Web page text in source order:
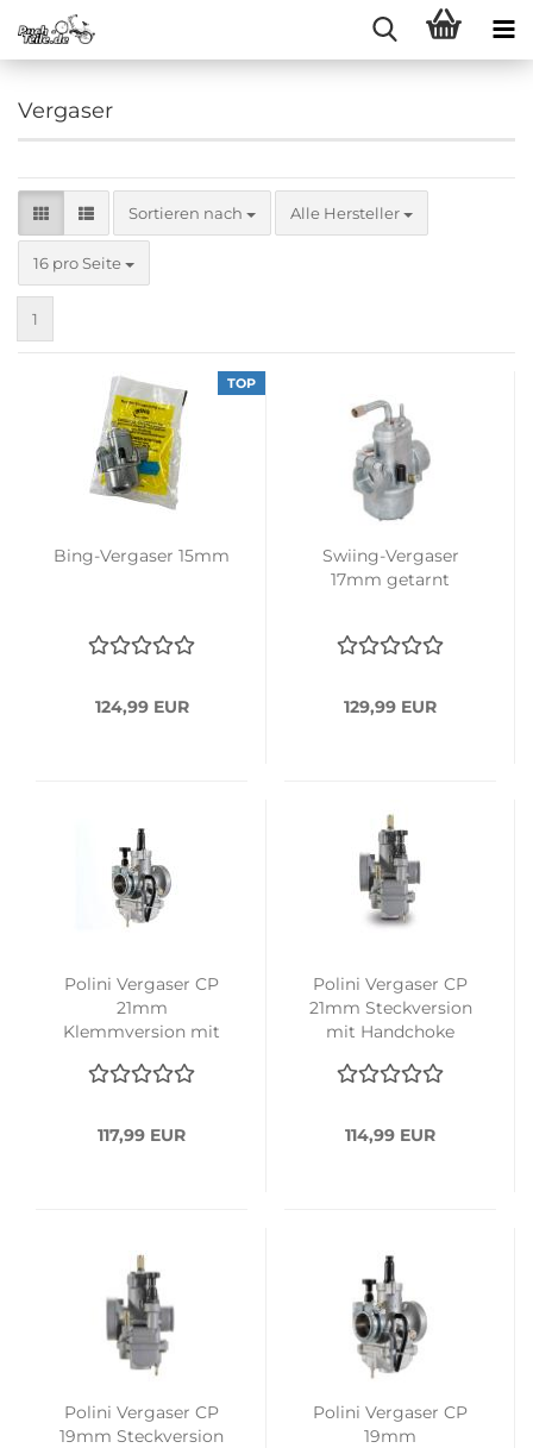
Vergaser
Sortieren nach
Sortieren nach Alle Hersteller
16 pro Seite
pro Seite
1
TOP
Bing-Vergaser 15mm
124,99 EUR
Swiing-Vergaser
17mm getarnt
129,99 EUR
Polini Vergaser CP
21mm
Klemmversion mit
117,99 EUR
Polini Vergaser CP
21mm Steckversion
mit Handchoke
114,99 EUR
Polini Vergaser CP
19mm Steckversion
Polini Vergaser CP
19mm